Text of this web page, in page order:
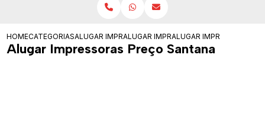
HOMECATEGORIASALUGAR IMPRESSORAALUGAR IMPRESSORAS PARA
ALUGAR IMPRESSORAS
Alugar Impressoras Preço Santana